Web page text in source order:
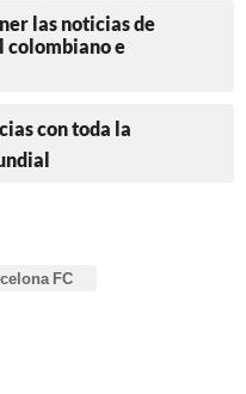
las noticias de
colombiano e
con toda la
FC